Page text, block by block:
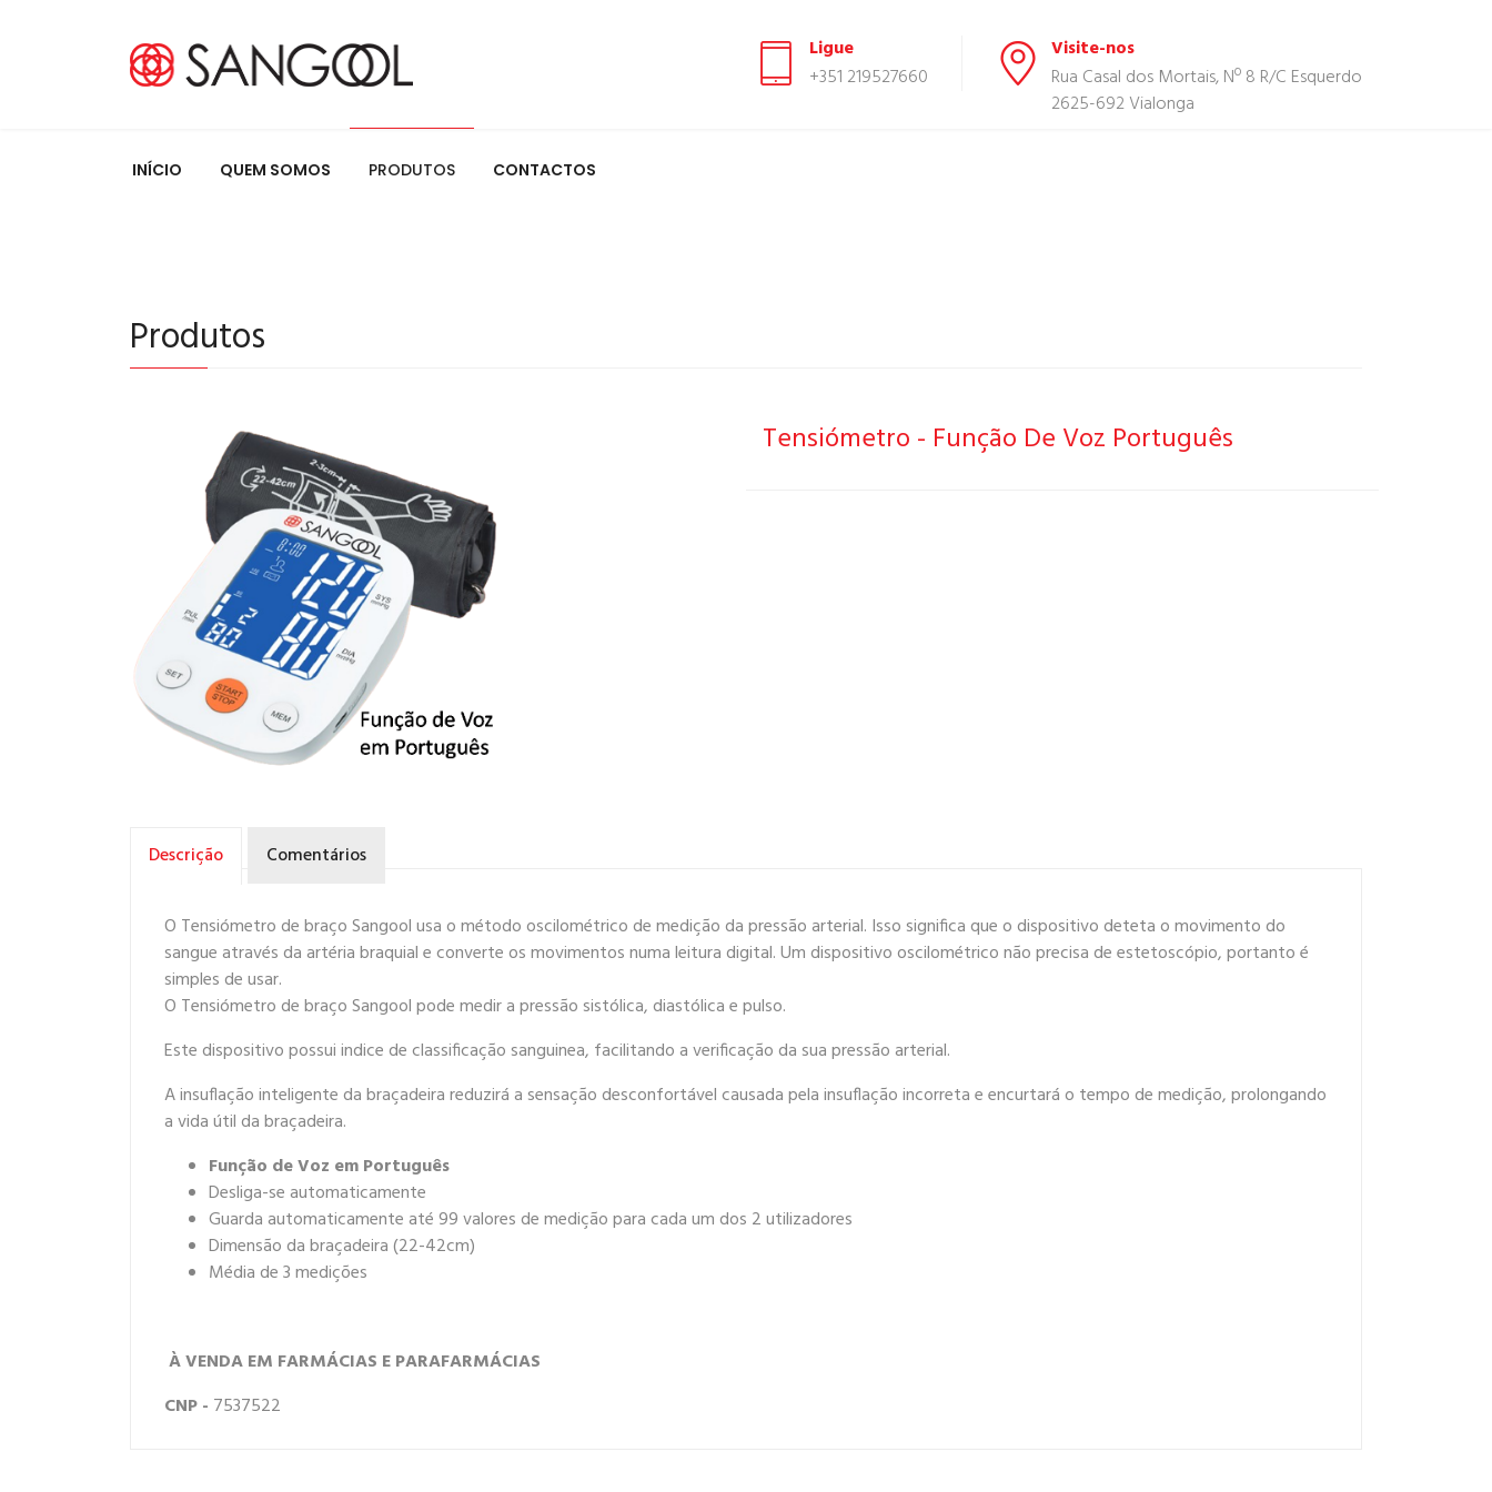
Ligue
+351 219527660
Visite-nos
Rua Casal dos Mortais, Nº 8 R/C Esquerdo
2625-692 Vialonga
INÍCIO QUEM SOMOS PRODUTOS CONTACTOS
Produtos
Tensiómetro - Função De Voz Português
Descrição Comentários
O Tensiómetro de braço Sangool usa o método oscilométrico de medição da pressão arterial. Isso significa que o dispositivo deteta o movimento do
sangue através da artéria braquial e converte os movimentos numa leitura digital. Um dispositivo oscilométrico não precisa de estetoscópio, portanto é
simples de usar.
O Tensiómetro de braço Sangool pode medir a pressão sistólica, diastólica e pulso.
Este dispositivo possui indice de classificação sanguinea, facilitando a verificação da sua pressão arterial.
A insuflação inteligente da braçadeira reduzirá a sensação desconfortável causada pela insuflação incorreta e encurtará o tempo de medição, prolongando
a vida útil da braçadeira.
Função de Voz em Português
Desliga-se automaticamente
Guarda automaticamente até 99 valores de medição para cada um dos 2 utilizadores
Dimensão da braçadeira (22-42cm)
Média de 3 medições
À VENDA EM FARMÁCIAS E PARAFARMÁCIAS
CNP - 7537522